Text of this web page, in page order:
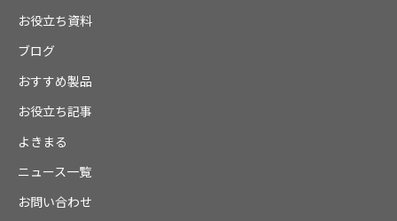
お役立ち資料
ブログ
おすすめ製品
お役立ち記事
よきまる
ニュース一覧
お問い合わせ